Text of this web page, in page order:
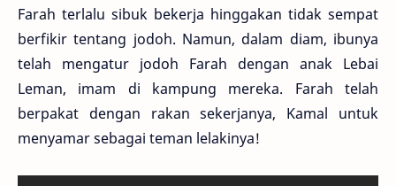
Farah terlalu sibuk bekerja hinggakan tidak sempat
berfikir tentang jodoh. Namun, dalam diam, ibunya
telah mengatur jodoh Farah dengan anak Lebai
Leman, imam di kampung mereka. Farah telah
berpakat dengan rakan sekerjanya, Kamal untuk
menyamar sebagai teman lelakinya!